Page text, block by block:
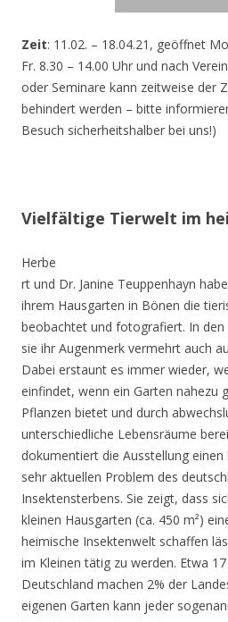
Zeit: 11.02. – 18.04.21, geöffnet
Fr. 8.30 – 14.00 Uhr und nach
oder Seminare kann zeitweise der
behindert werden – bitte
Besuch sicherheitshalber bei uns!)
Vielfältige Tierwelt im
Herbe
rt und Dr. Janine Teuppenhayn
ihrem Hausgarten in Bönen die
beobachtet und fotografiert. In den
sie ihr Augenmerk vermehrt auch
Dabei erstaunt es immer wieder,
einfindet, wenn ein Garten nahezu
Pflanzen bietet und durch
unterschiedliche Lebensräume
dokumentiert die Ausstellung
sehr aktuellen Problem des
Insektensterbens. Sie zeigt, dass
kleinen Hausgarten (ca. 450 m²)
heimische Insektenwelt schaffen
im Kleinen tätig zu werden. Etwa
Deutschland machen 2% der
eigenen Garten kann jeder